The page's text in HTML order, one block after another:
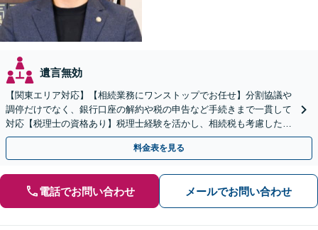
遺言無効
【関東エリア対応】【相続業務にワンストップでお任せ】分割協議や
調停だけでなく、銀行口座の解約や税の申告など手続きまで一貫して
対応【税理士の資格あり】税理士経験を活かし、相続税も考慮した相
続手続きもお任せください【初回相談無料】生前贈与も対応
料金表を見る
電話でお問い合わせ メールでお問い合わせ